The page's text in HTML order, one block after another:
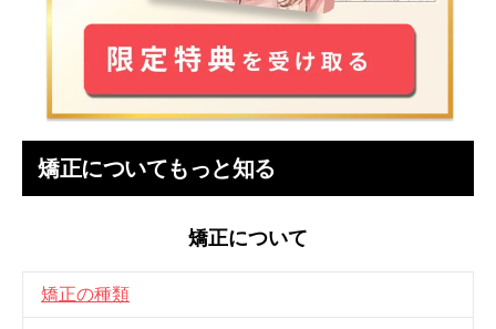
矯正についてもっと知る
矯正について
矯正の種類